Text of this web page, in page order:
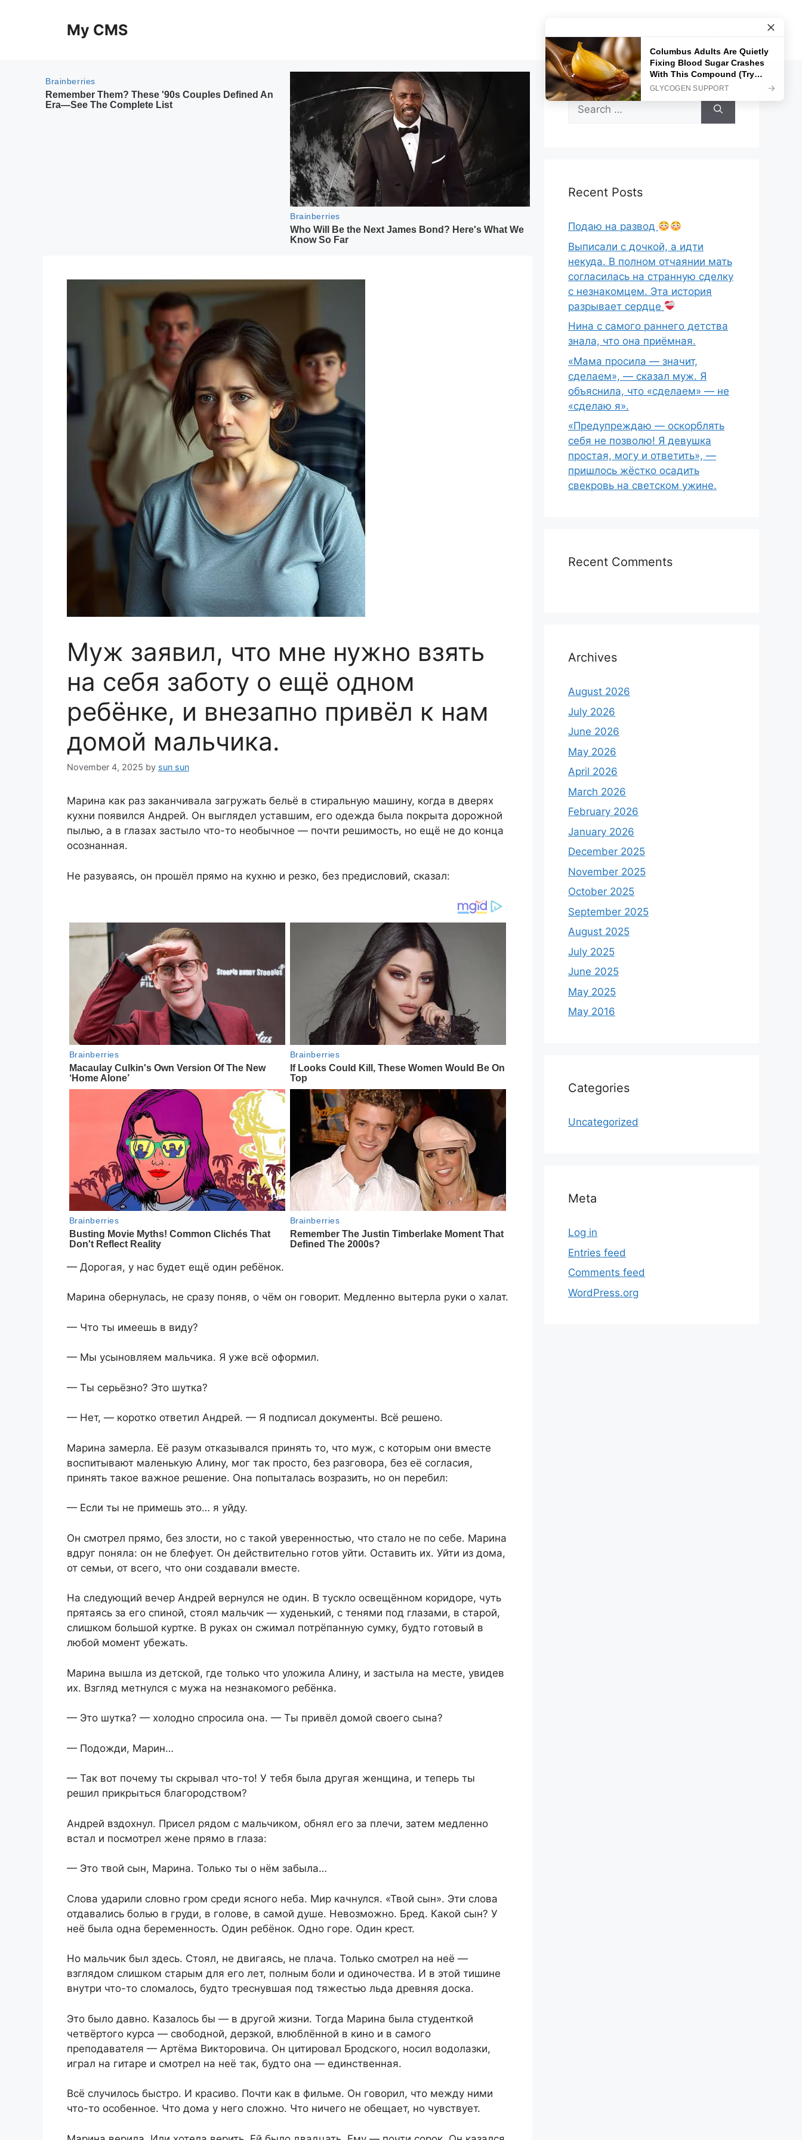
My CMS
Муж заявил, что мне нужно взять
на себя заботу о ещё одном
ребёнке, и внезапно привёл к нам
домой мальчика.
November 4, 2025 by sun sun
Марина как раз заканчивала загружать бельё в стиральную машину, когда в дверях
кухни появился Андрей. Он выглядел уставшим, его одежда была покрыта дорожной
пылью, а в глазах застыло что-то необычное — почти решимость, но ещё не до конца
осознанная.
Не разуваясь, он прошёл прямо на кухню и резко, без предисловий, сказал:
— Дорогая, у нас будет ещё один ребёнок.
Марина обернулась, не сразу поняв, о чём он говорит. Медленно вытерла руки о халат.
— Что ты имеешь в виду?
— Мы усыновляем мальчика. Я уже всё оформил.
— Ты серьёзно? Это шутка?
— Нет, — коротко ответил Андрей. — Я подписал документы. Всё решено.
Марина замерла. Её разум отказывался принять то, что муж, с которым они вместе
воспитывают маленькую Алину, мог так просто, без разговора, без её согласия,
принять такое важное решение. Она попыталась возразить, но он перебил:
— Если ты не примешь это… я уйду.
Он смотрел прямо, без злости, но с такой уверенностью, что стало не по себе. Марина
вдруг поняла: он не блефует. Он действительно готов уйти. Оставить их. Уйти из дома,
от семьи, от всего, что они создавали вместе.
На следующий вечер Андрей вернулся не один. В тускло освещённом коридоре, чуть
прятаясь за его спиной, стоял мальчик — худенький, с тенями под глазами, в старой,
слишком большой куртке. В руках он сжимал потрёпанную сумку, будто готовый в
любой момент убежать.
Марина вышла из детской, где только что уложила Алину, и застыла на месте, увидев
их. Взгляд метнулся с мужа на незнакомого ребёнка.
— Это шутка? — холодно спросила она. — Ты привёл домой своего сына?
— Подожди, Марин…
— Так вот почему ты скрывал что-то! У тебя была другая женщина, и теперь ты
решил прикрыться благородством?
Андрей вздохнул. Присел рядом с мальчиком, обнял его за плечи, затем медленно
встал и посмотрел жене прямо в глаза:
— Это твой сын, Марина. Только ты о нём забыла…
Слова ударили словно гром среди ясного неба. Мир качнулся. «Твой сын». Эти слова
отдавались болью в груди, в голове, в самой душе. Невозможно. Бред. Какой сын? У
неё была одна беременность. Один ребёнок. Одно горе. Один крест.
Но мальчик был здесь. Стоял, не двигаясь, не плача. Только смотрел на неё —
взглядом слишком старым для его лет, полным боли и одиночества. И в этой тишине
внутри что-то сломалось, будто треснувшая под тяжестью льда древняя доска.
Это было давно. Казалось бы — в другой жизни. Тогда Марина была студенткой
четвёртого курса — свободной, дерзкой, влюблённой в кино и в самого
преподавателя — Артёма Викторовича. Он цитировал Бродского, носил водолазки,
играл на гитаре и смотрел на неё так, будто она — единственная.
Всё случилось быстро. И красиво. Почти как в фильме. Он говорил, что между ними
что-то особенное. Что дома у него сложно. Что ничего не обещает, но чувствует.
Search
for:
Recent Posts
Подаю на развод
Выписали с дочкой, а идти
некуда. В полном отчаянии мать
согласилась на странную сделку
с незнакомцем. Эта история
разрывает сердце
Нина с самого раннего детства
знала, что она приёмная.
«Мама просила — значит,
сделаем», — сказал муж. Я
объяснила, что «сделаем» — не
«сделаю я».
«Предупреждаю — оскорблять
себя не позволю! Я девушка
простая, могу и ответить», —
пришлось жёстко осадить
свекровь на светском ужине.
Recent Comments
Archives
August 2026
July 2026
June 2026
May 2026
April 2026
March 2026
February 2026
January 2026
December 2025
November 2025
October 2025
September 2025
August 2025
July 2025
June 2025
May 2025
May 2016
Categories
Uncategorized
Meta
Log in
Entries feed
Comments feed
WordPress.org